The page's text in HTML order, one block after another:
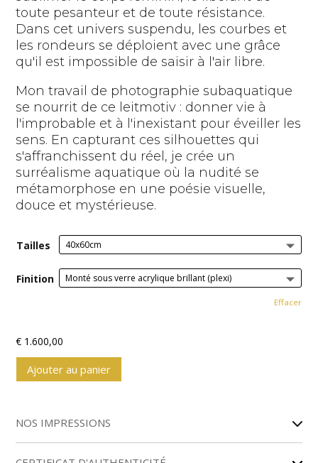
toute pesanteur et de toute résistance.
Dans cet univers suspendu, les courbes et
les rondeurs se déploient avec une grâce
qu'il est impossible de saisir à l'air libre.
Mon travail de photographie subaquatique
se nourrit de ce leitmotiv : donner vie à
l'improbable et à l'inexistant pour éveiller les
sens. En capturant ces silhouettes qui
s'affranchissent du réel, je crée un
surréalisme aquatique où la nudité se
métamorphose en une poésie visuelle,
douce et mystérieuse.
Tailles
Finition
Effacer
€ 1.600,00
Ajouter au panier
t
e
NOS IMPRESSIONS